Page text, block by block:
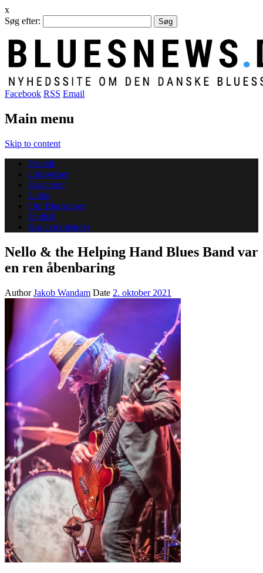
x
Søg efter:
Facebook RSS Email
Main menu
Skip to content
Forside
Udgivelser
Koncerter
Links
Om Bluesnews
English
Koncertkalender
Nello & the Helping Hand Blues Band var
en ren åbenbaring
AuthorJakob Wandam Date 2. oktober 2021